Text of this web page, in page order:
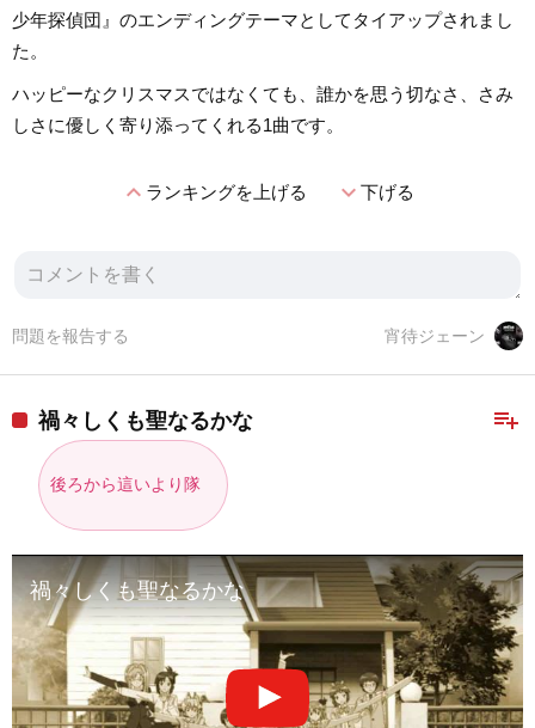
少年探偵団』のエンディングテーマとしてタイアップされまし
た。
ハッピーなクリスマスではなくても、誰かを思う切なさ、さみ
しさに優しく寄り添ってくれる1曲です。
expand_lessランキングを上げる expand_more下げる
宵待ジェーン
問題を報告する
playlist_add
禍々しくも聖なるかな
後ろから這いより隊
禍々しくも聖なるかな